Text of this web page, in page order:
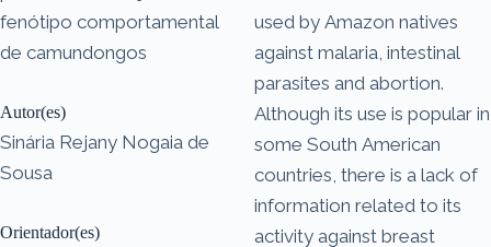
fenótipo comportamental
de camundongos
Autor(es)
Sinária Rejany Nogaia de
Sousa
Orientador(es)
used by Amazon natives
against malaria, intestinal
parasites and abortion.
Although its use is popular in
some South American
countries, there is a lack of
information related to its
activity against breast